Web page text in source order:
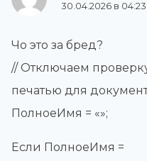
30.04.2026 в 04:23
Чо это за бред?
// Отключаем
печатью для
ПолноеИмя = «»;
Если ПолноеИмя =